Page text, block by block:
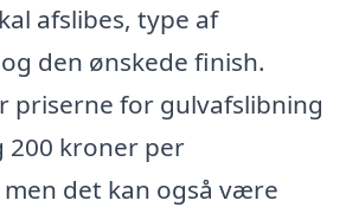
afslibes, type af
den ønskede finish.
priserne for gulvafslibning
200 kroner per
det kan også være